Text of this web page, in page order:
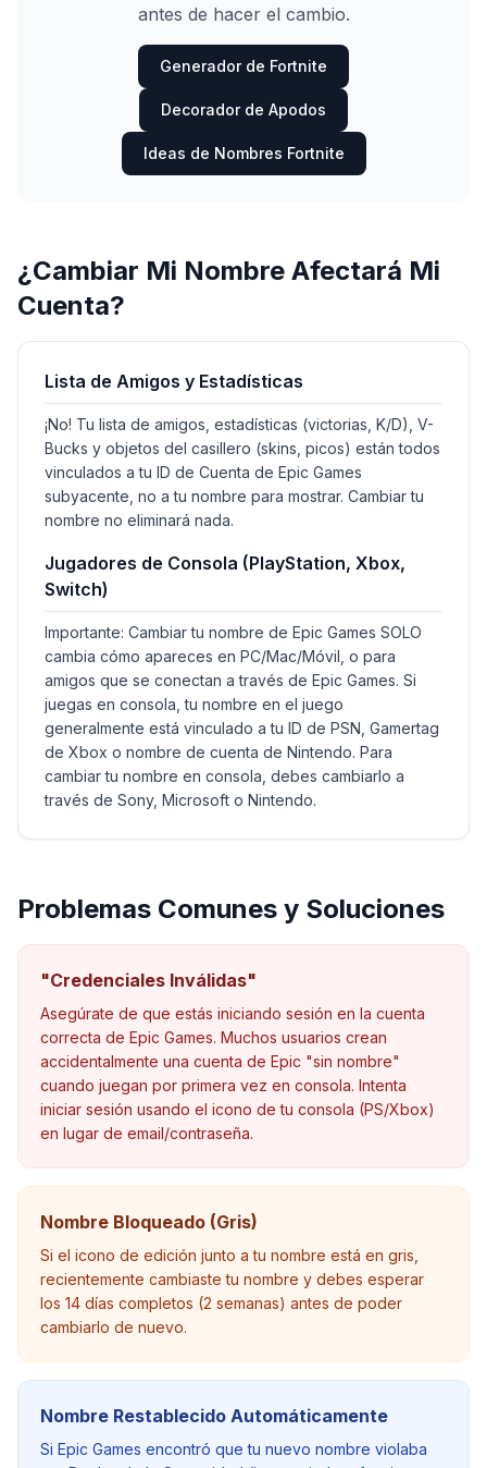
antes de hacer el cambio.
Generador de Fortnite
Decorador de Apodos
Ideas de Nombres Fortnite
¿Cambiar Mi Nombre Afectará Mi
Cuenta?
Lista de Amigos y Estadísticas
¡No! Tu lista de amigos, estadísticas (victorias, K/D), V-
Bucks y objetos del casillero (skins, picos) están todos
vinculados a tu ID de Cuenta de Epic Games
subyacente, no a tu nombre para mostrar. Cambiar tu
nombre no eliminará nada.
Jugadores de Consola (PlayStation, Xbox,
Switch)
Importante: Cambiar tu nombre de Epic Games SOLO
cambia cómo apareces en PC/Mac/Móvil, o para
amigos que se conectan a través de Epic Games. Si
juegas en consola, tu nombre en el juego
generalmente está vinculado a tu ID de PSN, Gamertag
de Xbox o nombre de cuenta de Nintendo. Para
cambiar tu nombre en consola, debes cambiarlo a
través de Sony, Microsoft o Nintendo.
Problemas Comunes y Soluciones
"Credenciales Inválidas"
Asegúrate de que estás iniciando sesión en la cuenta
correcta de Epic Games. Muchos usuarios crean
accidentalmente una cuenta de Epic "sin nombre"
cuando juegan por primera vez en consola. Intenta
iniciar sesión usando el icono de tu consola (PS/Xbox)
en lugar de email/contraseña.
Nombre Bloqueado (Gris)
Si el icono de edición junto a tu nombre está en gris,
recientemente cambiaste tu nombre y debes esperar
los 14 días completos (2 semanas) antes de poder
cambiarlo de nuevo.
Nombre Restablecido Automáticamente
Si Epic Games encontró que tu nuevo nombre violaba